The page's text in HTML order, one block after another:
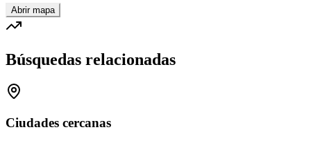
Abrir mapa
Búsquedas relacionadas
Ciudades cercanas